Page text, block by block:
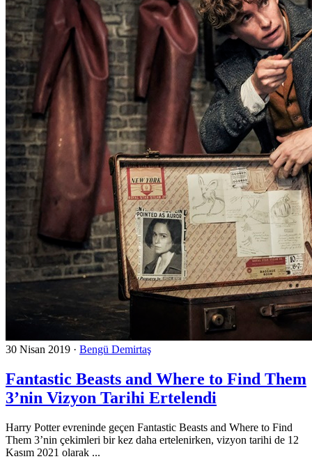
30 Nisan 2019 · Bengü Demirtaş
Fantastic Beasts and Where to Find Them
3’nin Vizyon Tarihi Ertelendi
Harry Potter evreninde geçen Fantastic Beasts and Where to Find
Them 3’nin çekimleri bir kez daha ertelenirken, vizyon tarihi de 12
Kasım 2021 olarak ...